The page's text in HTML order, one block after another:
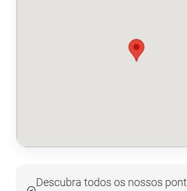
Descubra todos os nossos